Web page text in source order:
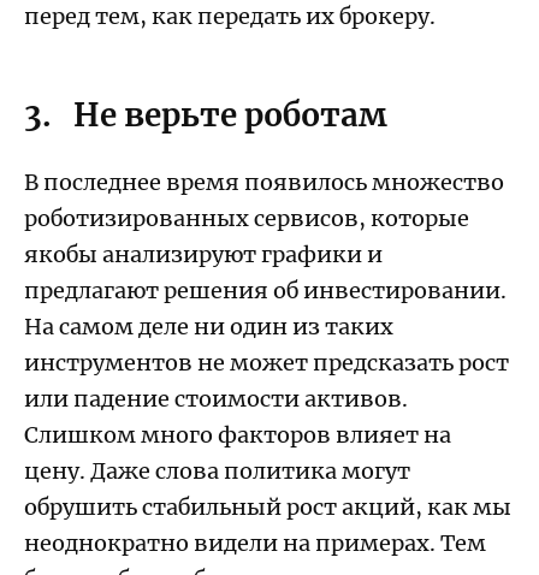
перед тем, как передать их брокеру.
3. Не верьте роботам
В последнее время появилось множество
роботизированных сервисов, которые
якобы анализируют графики и
предлагают решения об инвестировании.
На самом деле ни один из таких
инструментов не может предсказать рост
или падение стоимости активов.
Слишком много факторов влияет на
цену. Даже слова политика могут
обрушить стабильный рост акций, как мы
неоднократно видели на примерах. Тем